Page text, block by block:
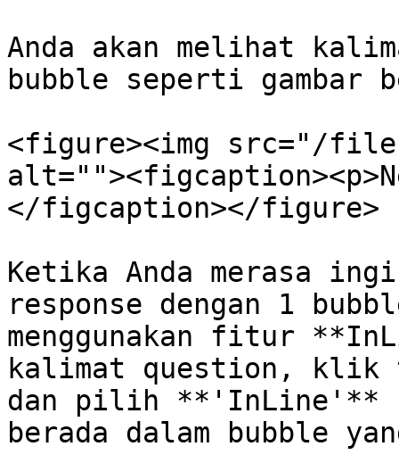
Anda akan melihat
bubble seperti gambar
<figure><img src="/files/
</figcaption></figure>
Ketika Anda merasa
response dengan 1
menggunakan fitur
kalimat question, klik
dan pilih **'InLine'**
berada dalam bubble